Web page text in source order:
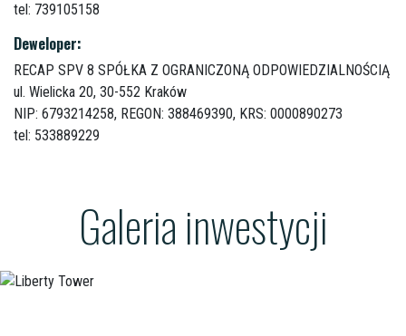
tel: 739105158
Deweloper:
RECAP SPV 8 SPÓŁKA Z OGRANICZONĄ ODPOWIEDZIALNOŚCIĄ
ul. Wielicka 20, 30-552 Kraków
NIP: 6793214258, REGON: 388469390, KRS: 0000890273
tel: 533889229
Galeria inwestycji